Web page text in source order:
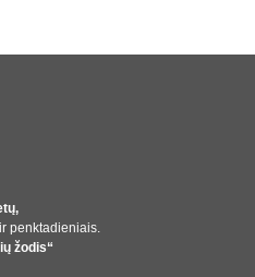
penktadieniais.
žodis“